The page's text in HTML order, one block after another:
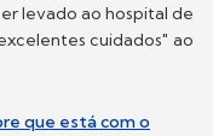
levado ao hospital de
cuidados" ao
que está com o